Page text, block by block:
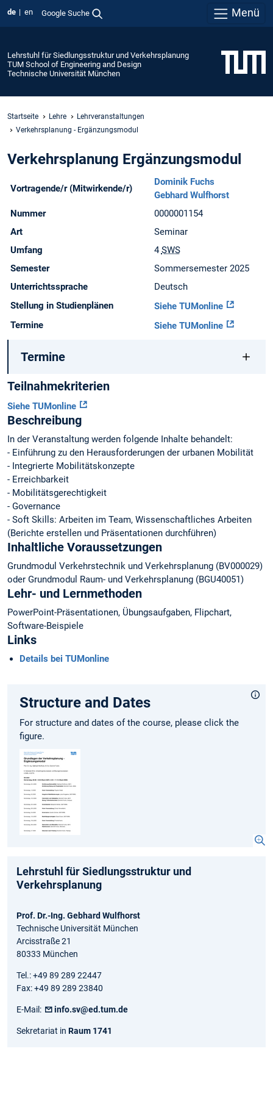
de en Google Suche Menü
Lehrstuhl für Siedlungsstruktur und Verkehrsplanung
TUM School of Engineering and Design
Technische Universität München
Startseite Lehre
Lehrveranstaltungen
Verkehrsplanung - Ergänzungsmodul
Verkehrsplanung Ergänzungsmodul
Vortragende/r (Mitwirkende/r)
Dominik Fuchs
Gebhard Wulfhorst
Nummer
0000001154
Art
Seminar
Umfang
4SWS
Semester
Sommersemester 2025
Unterrichtssprache
Deutsch
Stellung in Studienplänen
Siehe TUMonline
Termine
Siehe TUMonline
Termine
Teilnahmekriterien
Siehe TUMonline
Beschreibung
In der Veranstaltung werden folgende Inhalte behandelt:
- Einführung zu den Herausforderungen der urbanen Mobilität
- Integrierte Mobilitätskonzepte
- Erreichbarkeit
- Mobilitätsgerechtigkeit
- Governance
- Soft Skills: Arbeiten im Team, Wissenschaftliches Arbeiten
(Berichte erstellen und Präsentationen durchführen)
Inhaltliche Voraussetzungen
Grundmodul Verkehrstechnik und Verkehrsplanung (BV000029)
oder Grundmodul Raum- und Verkehrsplanung (BGU40051)
Lehr- und Lernmethoden
PowerPoint-Präsentationen, Übungsaufgaben, Flipchart,
Software-Beispiele
Links
Details bei TUMonline
Structure and Dates
For structure and dates of the course, please click the
figure.
Lehrstuhl für Siedlungsstruktur und
Verkehrsplanung
Prof. Dr.-Ing. Gebhard Wulfhorst
Technische Universität München
Arcisstraße 21
80333 München
Tel.: +49 89 289 22447
Fax: +49 89 289 23840
E-Mail: info.sv@ed.tum.de
Sekretariat in Raum 1741